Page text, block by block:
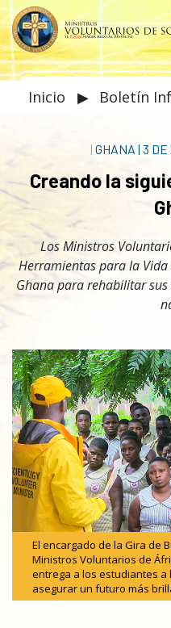
Inicio ▶ Boletín
| GHANA | 3 DE
Creando la
Los Ministros
Herramientas para la
Ghana para rehabilitar
El encargado de la Gira de
Ministros Voluntarios de
entrega a los estudiantes a
asegurar un futuro más